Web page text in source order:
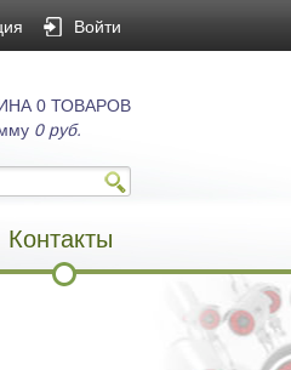
Войти
0 ТОВАРОВ
0 руб.
Контакты